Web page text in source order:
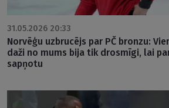
31.05.2026 20:33
Norvēģu uzbrucējs par PČ bronzu:
daži no mums bija tik drosmīgi, lai
sapņotu